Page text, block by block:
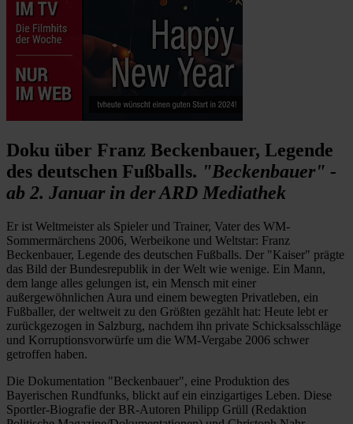
Doku über Franz Beckenbauer, Legende
des deutschen Fußballs. "Beckenbauer" -
ab 2. Januar in der ARD Mediathek
Er ist Weltmeister als Spieler und Trainer, Vater des WM-
Sommermärchens 2006, Werbeikone und Weltstar: Franz
Beckenbauer, Legende des deutschen Fußballs. Der "Kaiser" prägte
das Bild der Bundesrepublik in der Welt wie wenige. Ein Mann,
dem lange alles gelungen ist, ein Mensch mit einer
außergewöhnlichen Aura und einem bewegten Privatleben, ein
Fußballer, der weltweit zu den Größten gezählt hat: Heute lebt er
zurückgezogen in Salzburg, nachdem ihn private Schicksalsschläge
und Korruptionsvorwürfe um die WM-Vergabe 2006 schwer
getroffen haben.
Die Dokumentation "Beckenbauer", eine Produktion des
Bayerischen Rundfunks, blickt auf ein einzigartiges Leben. Diese
Sportler-Biografie der BR-Autoren Philipp Grüll (Redaktion